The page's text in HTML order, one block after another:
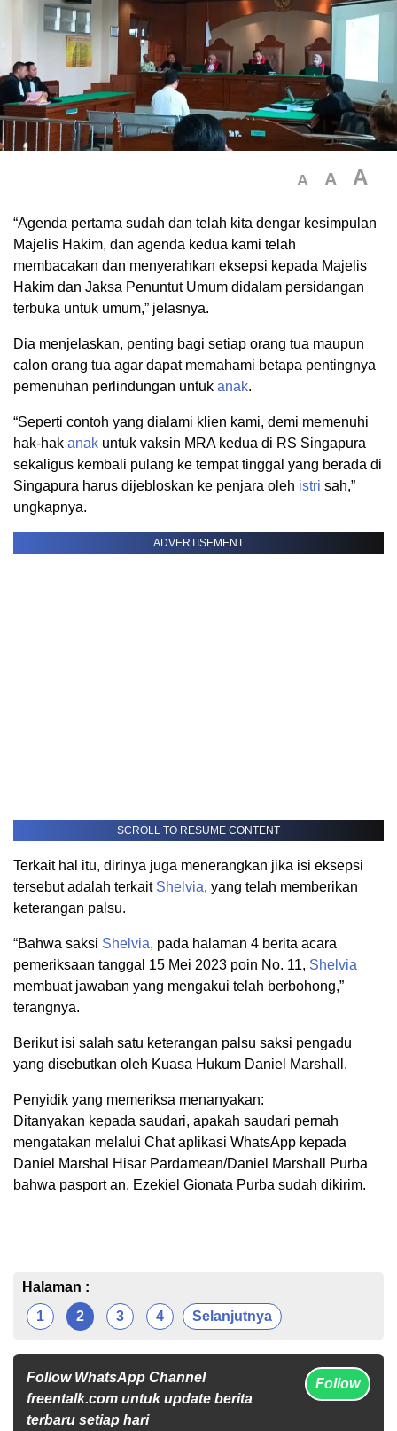
A A A
“Agenda pertama sudah dan telah kita dengar kesimpulan
Majelis Hakim, dan agenda kedua kami telah
membacakan dan menyerahkan eksepsi kepada Majelis
Hakim dan Jaksa Penuntut Umum didalam persidangan
terbuka untuk umum,” jelasnya.
Dia menjelaskan, penting bagi setiap orang tua maupun
calon orang tua agar dapat memahami betapa pentingnya
pemenuhan perlindungan untuk anak.
“Seperti contoh yang dialami klien kami, demi memenuhi
hak-hak anak untuk vaksin MRA kedua di RS Singapura
sekaligus kembali pulang ke tempat tinggal yang berada di
Singapura harus dijebloskan ke penjara oleh istri sah,”
ungkapnya.
ADVERTISEMENT
SCROLL TO RESUME CONTENT
Terkait hal itu, dirinya juga menerangkan jika isi eksepsi
tersebut adalah terkait Shelvia, yang telah memberikan
keterangan palsu.
“Bahwa saksi Shelvia, pada halaman 4 berita acara
pemeriksaan tanggal 15 Mei 2023 poin No. 11, Shelvia
membuat jawaban yang mengakui telah berbohong,”
terangnya.
Berikut isi salah satu keterangan palsu saksi pengadu
yang disebutkan oleh Kuasa Hukum Daniel Marshall.
Penyidik yang memeriksa menanyakan:
Ditanyakan kepada saudari, apakah saudari pernah
mengatakan melalui Chat aplikasi WhatsApp kepada
Daniel Marshal Hisar Pardamean/Daniel Marshall Purba
bahwa pasport an. Ezekiel Gionata Purba sudah dikirim.
Halaman :
1
2 3 4 Selanjutnya
Follow WhatsApp Channel
freentalk.com untuk update berita
terbaru setiap hari
Follow